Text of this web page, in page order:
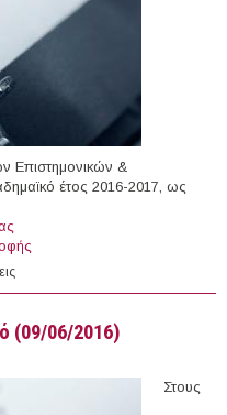
Επιστημονικών &
έτος 2016-2017, ως
& Εργαστηριακοί
Αθήνας
(09/06/2016)
Στους